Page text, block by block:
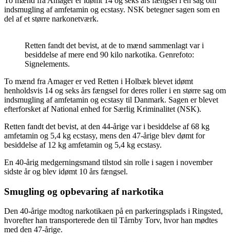
indsmugling af amfetamin og ecstasy. NSK betegner sagen som en
del af et større narkonetværk.
Retten fandt det bevist, at de to mænd sammenlagt var i
besiddelse af mere end 90 kilo narkotika. Genrefoto:
Signelements.
To mænd fra Amager er ved Retten i Holbæk blevet idømt
henholdsvis 14 og seks års fængsel for deres roller i en større sag om
indsmugling af amfetamin og ecstasy til Danmark. Sagen er blevet
efterforsket af National enhed for Særlig Kriminalitet (NSK).
Retten fandt det bevist, at den 44-årige var i besiddelse af 68 kg
amfetamin og 5,4 kg ecstasy, mens den 47-årige blev dømt for
besiddelse af 12 kg amfetamin og 5,4 kg ecstasy.
En 40-årig medgerningsmand tilstod sin rolle i sagen i november
sidste år og blev idømt 10 års fængsel.
Smugling og opbevaring af narkotika
Den 40-årige modtog narkotikaen på en parkeringsplads i Ringsted,
hvorefter han transporterede den til Tårnby Torv, hvor han mødtes
med den 47-årige.